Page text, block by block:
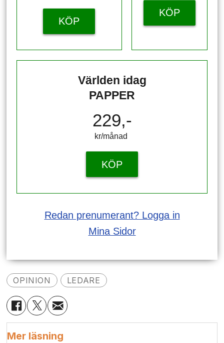
KÖP
KÖP
Världen idag
PAPPER
229,-
kr/månad ​​​​​​
KÖP
Redan prenumerant? Logga in
Mina Sidor
OPINION LEDARE
Mer läsning